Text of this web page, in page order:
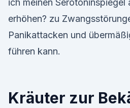
ich meinen Serotoninspiegel
erhöhen? zu
Panikattacken und
führen kann.
Kräuter zur